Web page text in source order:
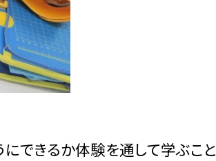
できるか体験を通して学ぶこと